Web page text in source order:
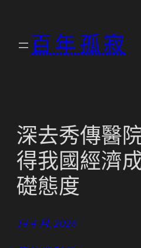
百年孤寂
深去秀傳醫
得我國經濟
礎態度
14 4 月, 2026